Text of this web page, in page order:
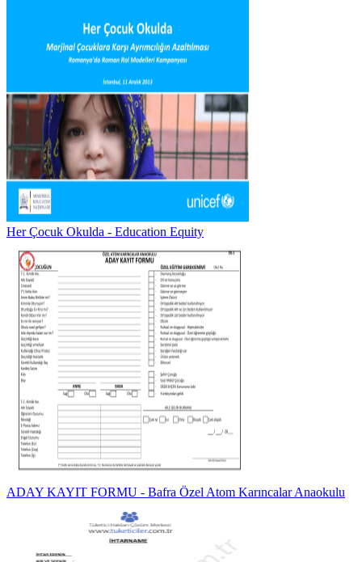
Her Çocuk Okulda - Education Equity
ADAY KAYIT FORMU - Bafra Özel Atom Karıncalar Anaokulu